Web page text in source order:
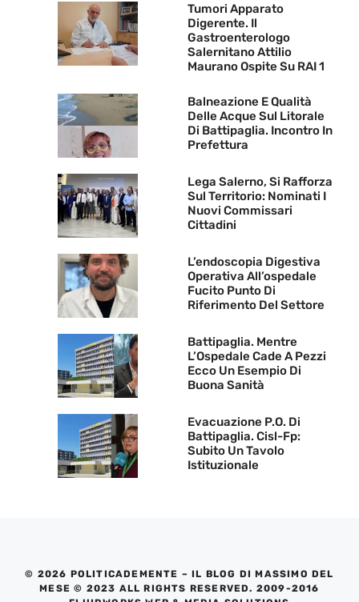
Tumori Apparato
Digerente. Il
Gastroenterologo
Salernitano Attilio
Maurano Ospite Su RAI 1
Balneazione E Qualità
Delle Acque Sul Litorale
Di Battipaglia. Incontro In
Prefettura
Lega Salerno, Si Rafforza
Sul Territorio: Nominati I
Nuovi Commissari
Cittadini
L’endoscopia Digestiva
Operativa All’ospedale
Fucito Punto Di
Riferimento Del Settore
Battipaglia. Mentre
L’Ospedale Cade A Pezzi
Ecco Un Esempio Di
Buona Sanità
Evacuazione P.O. Di
Battipaglia. Cisl-Fp:
Subito Un Tavolo
Istituzionale
© 2026 POLITICADEMENTE – IL BLOG DI MASSIMO DEL
MESE © 2023 ALL RIGHTS RESERVED. 2009-2016